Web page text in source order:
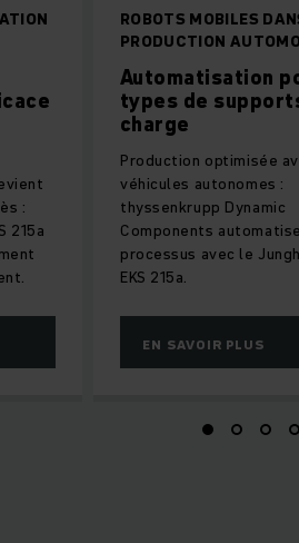
ROBOTS MOBILES
PRODUCTION
Automatisation
types de
charge
Production optimisée
véhicules autonomes :
thyssenkrupp Dynamic
Components
processus avec le
EKS 215a.
EN SAVOIR PLUS
:
215a